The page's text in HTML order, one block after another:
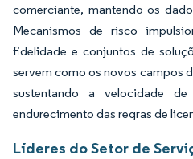
comerciante, mantendo os
Mecanismos de risco
fidelidade e conjuntos de
servem como os novos campos
sustentando a velocidade
endurecimento das regras de
Líderes do Setor de